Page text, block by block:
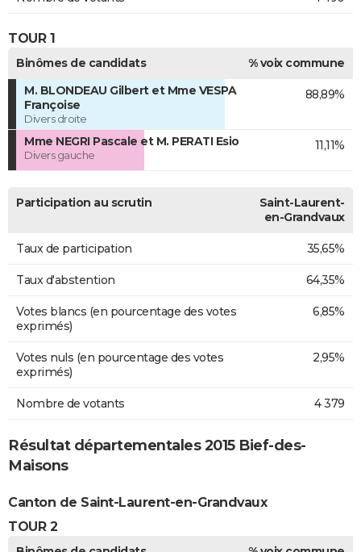
TOUR 1
Binômes de candidats
% voix commune
M. BLONDEAU Gilbert et Mme VESPA
Françoise
Divers droite
88,89%
Mme NEGRI Pascale et M. PERATI Esio
Divers gauche
11,11%
Participation au scrutin
Saint-Laurent-
en-Grandvaux
Taux de participation 35,65%
Taux d'abstention 64,35%
Votes blancs (en pourcentage des votes
exprimés)
6,85%
Votes nuls (en pourcentage des votes
exprimés)
2,95%
Nombre de votants 4 379
Résultat départementales 2015 Bief-des-
Maisons
Canton de Saint-Laurent-en-Grandvaux
TOUR 2